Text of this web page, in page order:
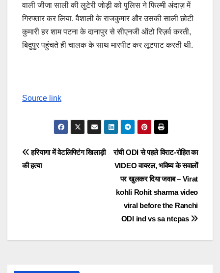
वाली जीजा साली की लुटेरी जोड़ी को पुलिस ने फिल्मी अंदाज़ में
गिरफ्तार कर लिया. वैशाली के राजकुमार और उसकी साली छोटी
कुमारी हर शाम पटना के दानापुर से सीएनजी ऑटो रिज़र्व करती,
बिदुपुर पहुंचते ही चालक के साथ मारपीट कर लूटपाट करती थी.
Source link
Post
रांची ODI से पहले विराट-रोहित का
VIDEO वायरल, भविष्य के सवालों
पर खुलकर दिया जवाब – Virat
kohli Rohit sharma video
viral before the Ranchi
ODI ind vs sa ntcpas
हरियाणा में वेटलिफ्टिंग खिलाड़ी
की हत्या